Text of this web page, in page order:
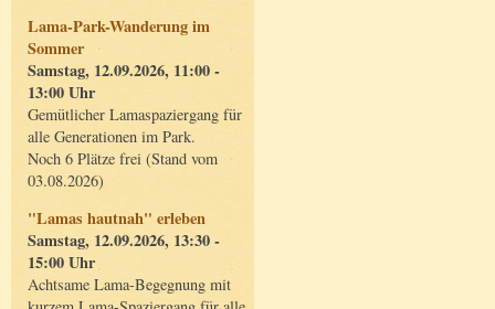
Lama-Park-Wanderung im
Sommer
Samstag, 12.09.2026, 11:00 -
13:00 Uhr
Gemütlicher Lamaspaziergang für
alle Generationen im Park.
Noch 6 Plätze frei (Stand vom
03.08.2026)
"Lamas hautnah" erleben
Samstag, 12.09.2026, 13:30 -
15:00 Uhr
Achtsame Lama-Begegnung mit